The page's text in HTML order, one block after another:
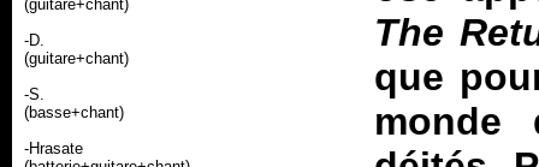
(guitare+chant)
-D.
(guitare+chant)
-S.
(basse+chant)
-Hrasate
The
que
monde